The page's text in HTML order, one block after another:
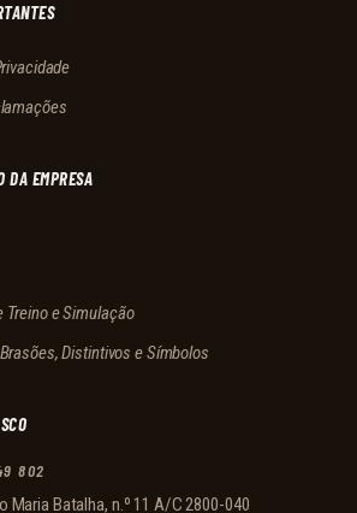
DA EMPRESA
Treino e Simulação
Distintivos e Símbolos
802
Maria Batalha, n.º 11 A/C 2800-040